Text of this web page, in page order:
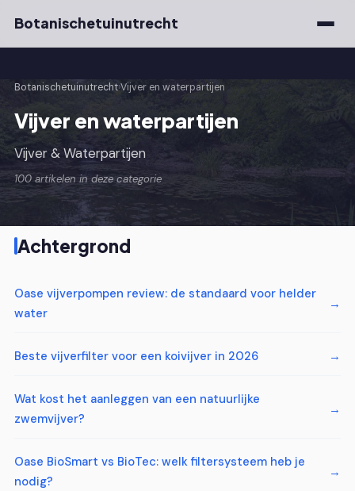
Botanischetuinutrecht
Botanischetuinutrecht›Vijver en waterpartijen
Vijver en waterpartijen
Vijver & Waterpartijen
100 artikelen in deze categorie
Achtergrond
Oase vijverpompen review: de standaard voor helder
water
Beste vijverfilter voor een koivijver in 2026
Wat kost het aanleggen van een natuurlijke
zwemvijver?
Oase BioSmart vs BioTec: welk filtersysteem heb je
nodig?